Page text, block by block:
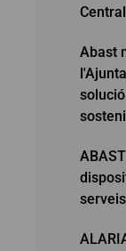
Abast